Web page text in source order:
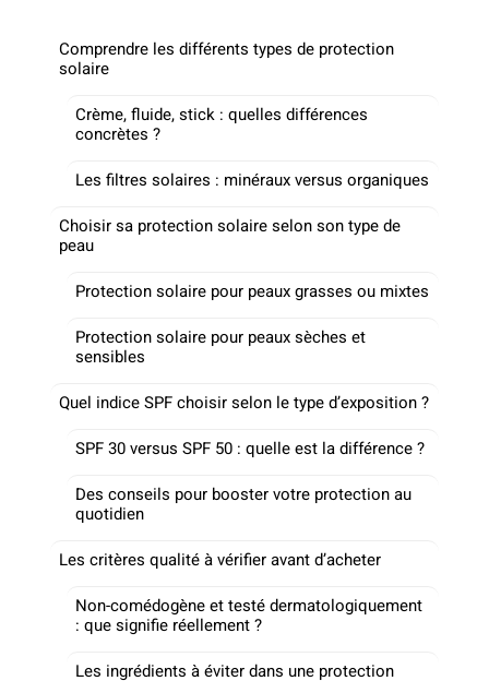
Comprendre les différents types de protection
solaire
Crème, fluide, stick : quelles différences
concrètes ?
Les filtres solaires : minéraux versus organiques
Choisir sa protection solaire selon son type de
peau
Protection solaire pour peaux grasses ou mixtes
Protection solaire pour peaux sèches et
sensibles
Quel indice SPF choisir selon le type d’exposition ?
SPF 30 versus SPF 50 : quelle est la différence ?
Des conseils pour booster votre protection au
quotidien
Les critères qualité à vérifier avant d’acheter
Non-comédogène et testé dermatologiquement
: que signifie réellement ?
Les ingrédients à éviter dans une protection